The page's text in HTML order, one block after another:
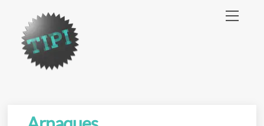
content
Menu